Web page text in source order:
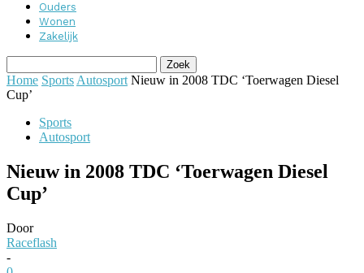
Ouders
Wonen
Zakelijk
Home Sports Autosport Nieuw in 2008 TDC ‘Toerwagen Diesel
Cup’
Sports
Autosport
Nieuw in 2008 TDC ‘Toerwagen Diesel
Cup’
Door
Raceflash
-